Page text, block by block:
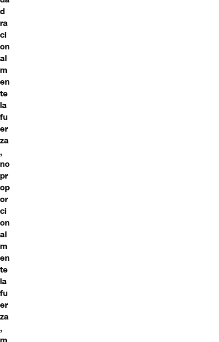
d
ra
ci
on
al
m
en
te
la
fu
er
za
,
no
pr
op
or
ci
on
al
m
en
te
la
fu
er
za
,